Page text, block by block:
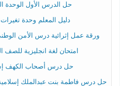
حل الدرس الأول الوحدة
دليل المعلم وحدة
ورقة عمل إثرائية درس الأمن
امتحان لغة انجليزية للصف
حل درس أصحاب الكهف
حل درس فاطمة بنت عبدالملك